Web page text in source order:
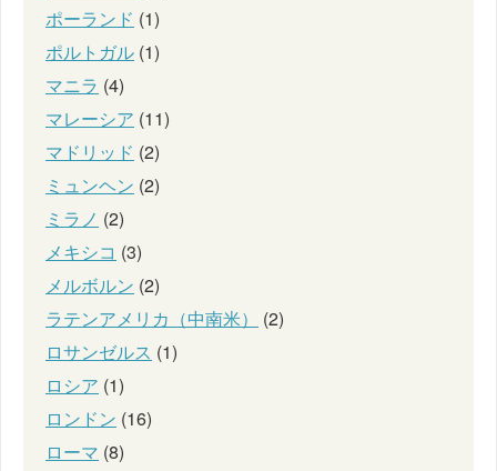
ポーランド (1)
ポルトガル (1)
マニラ (4)
マレーシア (11)
マドリッド (2)
ミュンヘン (2)
ミラノ (2)
メキシコ (3)
メルボルン (2)
ラテンアメリカ（中南米）
(2)
ロサンゼルス (1)
ロシア (1)
ロンドン (16)
ローマ (8)